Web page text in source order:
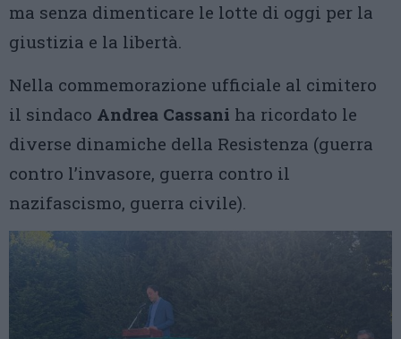
ma senza dimenticare le lotte di oggi per la
giustizia e la libertà.
Nella commemorazione ufficiale al cimitero
il sindaco Andrea Cassani ha ricordato le
diverse dinamiche della Resistenza (guerra
contro l’invasore, guerra contro il
nazifascismo, guerra civile).